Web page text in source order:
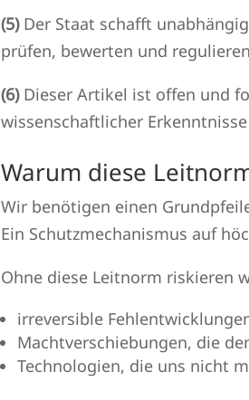
(5)Der Staat schafft
prüfen, bewerten und
(6)Dieser Artikel ist offen und
wissenschaftlicher
Warum diese
Wir benötigen einen
Ein Schutzmechanismus auf
Ohne diese Leitnorm riskieren
irreversible
Machtverschiebungen, die
Technologien, die uns nicht